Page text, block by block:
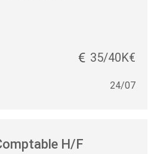
35/40K€
24/07
H/F